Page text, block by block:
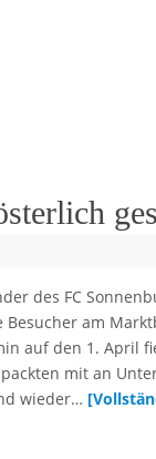
des FC
am
auf den 1. April
mit an
wieder…